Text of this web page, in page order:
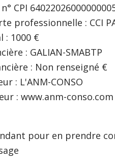
CPI
professionnelle : CCI
: 1000 €
: GALIAN-SMABTP
: Non renseigné €
: L'ANM-CONSO
: www.anm-conso.com
pour en prendre